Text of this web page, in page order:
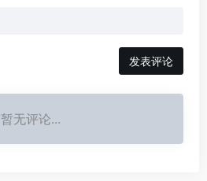
发表评论
暂无评论...